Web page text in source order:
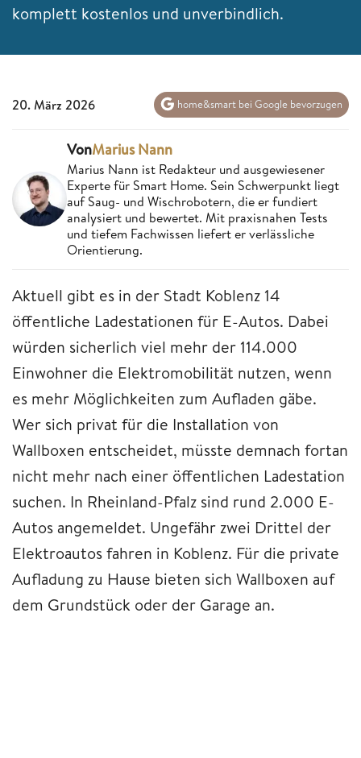
komplett kostenlos und unverbindlich.
20. März 2026 home&smart bei Google bevorzugen
VonMarius Nann
Marius Nann ist Redakteur und ausgewiesener
Experte für Smart Home. Sein Schwerpunkt liegt
auf Saug- und Wischrobotern, die er fundiert
analysiert und bewertet. Mit praxisnahen Tests
und tiefem Fachwissen liefert er verlässliche
Orientierung.
Aktuell gibt es in der Stadt Koblenz 14
öffentliche Ladestationen für E-Autos. Dabei
würden sicherlich viel mehr der 114.000
Einwohner die Elektromobilität nutzen, wenn
es mehr Möglichkeiten zum Aufladen gäbe.
Wer sich privat für die Installation von
Wallboxen entscheidet, müsste demnach fortan
nicht mehr nach einer öffentlichen Ladestation
suchen. In Rheinland-Pfalz sind rund 2.000 E-
Autos angemeldet. Ungefähr zwei Drittel der
Elektroautos fahren in Koblenz. Für die private
Aufladung zu Hause bieten sich Wallboxen auf
dem Grundstück oder der Garage an.